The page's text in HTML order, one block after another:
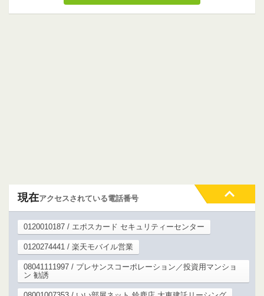
現在アクセスされている電話番号
0120010187 / エポスカード セキュリティーセンター
0120274441 / 楽天モバイル営業
08041111997 / プレサンスコーポレーション／投資用マンショ
ン 勧誘